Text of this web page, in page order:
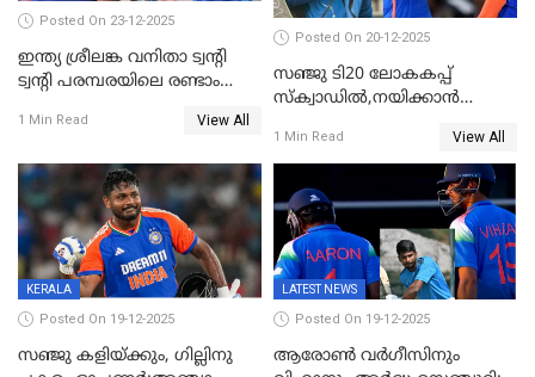
Posted On 23-12-2025
ഇന്ത്യ ശ്രീലങ്ക വനിതാ ട്വന്റി
ട്വന്റി പരമ്പരയിലെ രണ്ടാം
1 Min Read View All
Posted On 20-12-2025
സഞ്ജു ടി20 ലോകകപ്പ്
സ്‌ക്വാഡിൽ,നയിക്കാൻ
പ്രഖ്യാപിച്ച് ബി.സി.സി.ഐ
1 Min Read View All
KERALA
Posted On 19-12-2025
സഞ്ജു കളിയ്ക്കും, ഗില്ലിനു
LATEST NEWS
Posted On 19-12-2025
ആരോൺ വർഗീസിനും